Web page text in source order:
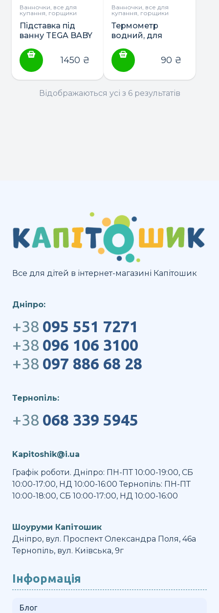
Ванночки, все для
купання, горщики
Підставка під
ванну TEGA BABY
1450 ₴
Ванночки, все для
купання, горщики
Термометр
водний, для
Склоприлад90 ₴
Відображаються усі з 6 результатів
Все для дітей в інтернет-магазині Капітошик
Дніпро:
+38 095 551 7271
+38 096 106 3100
+38 097 886 68 28
Тернопіль:
+38 068 339 5945
Kapitoshik@i.ua
Графік роботи. Дніпро: ПН-ПТ 10:00-19:00, СБ
10:00-17:00, НД 10:00-16:00 Тернопіль: ПН-ПТ
10:00-18:00, СБ 10:00-17:00, НД 10:00-16:00
Шоуруми Капітошик
Дніпро, вул. Проспект Олександра Поля, 46а
Тернопіль, вул. Київська, 9г
Інформація
Блог